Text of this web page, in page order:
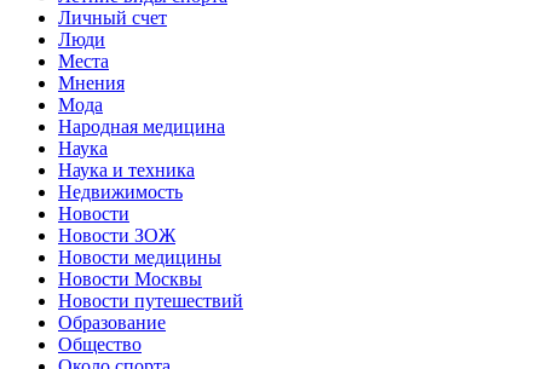
Личный счет
Люди
Места
Мнения
Мода
Народная медицина
Наука
Наука и техника
Недвижимость
Новости
Новости ЗОЖ
Новости медицины
Новости Москвы
Новости путешествий
Образование
Общество